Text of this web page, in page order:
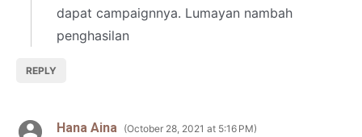
dapat campaignnya. Lumayan nambah
penghasilan
REPLY
Hana Aina October 28, 2021 at 5:16 PM